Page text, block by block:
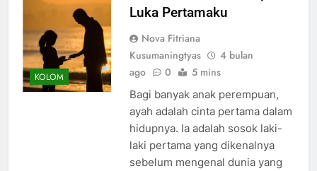
KOLOM
Luka Pertamaku
Nova Fitriana
Kusumaningtyas
4 bulan
ago
0 5 mins
Bagi banyak anak perempuan,
ayah adalah cinta pertama dalam
hidupnya. Ia adalah sosok laki-
laki pertama yang dikenalnya
sebelum mengenal dunia yang